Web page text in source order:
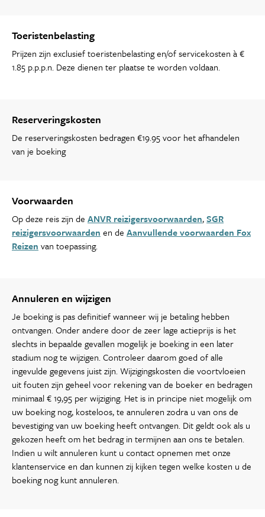
Toeristenbelasting
Prijzen zijn exclusief toeristenbelasting en/of servicekosten à €
1.85 p.p.p.n. Deze dienen ter plaatse te worden voldaan.
Reserveringskosten
De reserveringskosten bedragen €19.95 voor het afhandelen
van je boeking
Voorwaarden
Op deze reis zijn de ANVR reizigersvoorwaarden,SGR
reizigersvoorwaarden en de Aanvullende voorwaarden Fox
Reizen van toepassing.
Annuleren en wijzigen
Je boeking is pas definitief wanneer wij je betaling hebben
ontvangen. Onder andere door de zeer lage actieprijs is het
slechts in bepaalde gevallen mogelijk je boeking in een later
stadium nog te wijzigen. Controleer daarom goed of alle
ingevulde gegevens juist zijn. Wijzigingskosten die voortvloeien
uit fouten zijn geheel voor rekening van de boeker en bedragen
minimaal € 19,95 per wijziging. Het is in principe niet mogelijk om
uw boeking nog, kosteloos, te annuleren zodra u van ons de
bevestiging van uw boeking heeft ontvangen. Dit geldt ook als u
gekozen heeft om het bedrag in termijnen aan ons te betalen.
Indien u wilt annuleren kunt u contact opnemen met onze
klantenservice en dan kunnen zij kijken tegen welke kosten u de
boeking nog kunt annuleren.